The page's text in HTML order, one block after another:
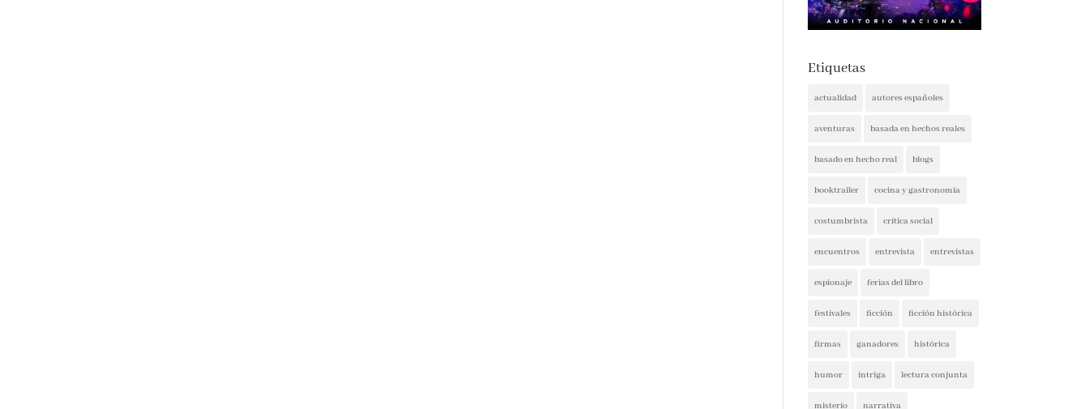
Etiquetas
actualidad autores españoles
aventuras basada en hechos reales
basado en hecho real blogs
booktrailer cocina y gastronomía
costumbrista crítica social
encuentros entrevista entrevistas
espionaje ferias del libro
festivales ficción ficción histórica
firmas ganadores histórica
humor intriga lectura conjunta
misterio narrativa